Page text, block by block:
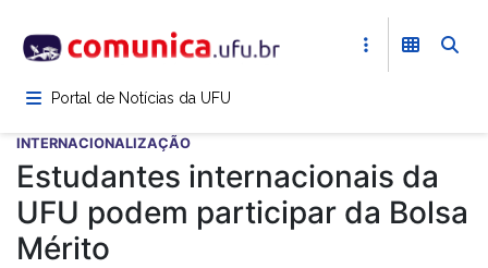
para
conteúdoPortal de Notícias da UFU
INTERNACIONALIZAÇÃO
Estudantes internacionais da
UFU podem participar da Bolsa
Mérito